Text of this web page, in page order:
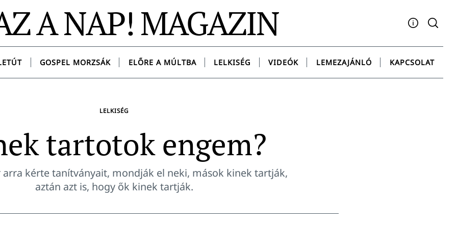
A NAP! MAGAZIN
Facebook
YouTubeInstagram
TwitterSpotify
GOSPEL MORZSÁK ELŐRE A MÚLTBA LELKISÉG VIDEÓK LEMEZAJÁNLÓ KAPCSOLAT
LELKISÉG
tartotok engem?
arra kérte tanítványait, mondják el neki, mások kinek tartják,
aztán azt is, hogy ők kinek tartják.